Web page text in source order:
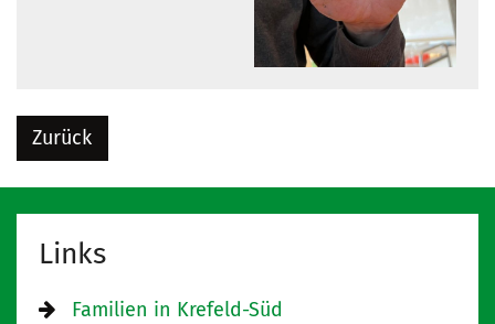
Zurück
Links
Familien in Krefeld-Süd